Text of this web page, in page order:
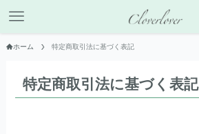
ホーム 特定商取引法に基づく表記
特定商取引法に基づく表記